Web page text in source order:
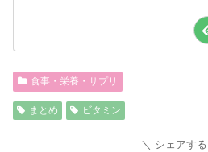
食事・栄養・サプリ
まとめ ビタミン
シェアする